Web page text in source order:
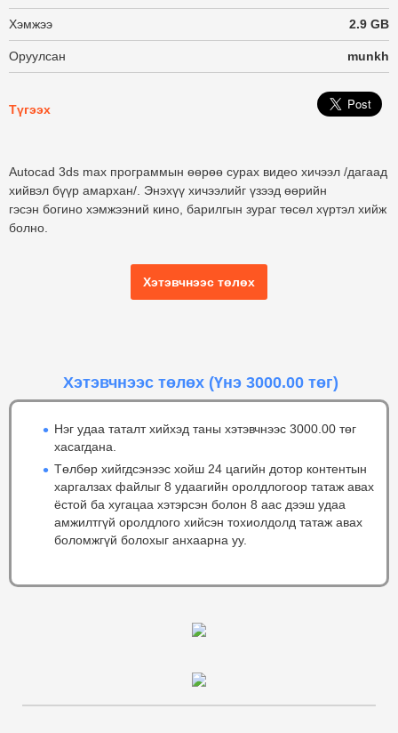
Хэмжээ 2.9 GB
Оруулсан munkh
Түгээх
Autocad 3ds max программын өөрөө сурах видео хичээл /дагаад
хийвэл бүүр амархан/. Энэхүү хичээлийг үзээд өөрийн
гэсэн богино хэмжээний кино, барилгын зураг төсөл хүртэл хийж
болно.
Хэтэвчнээс төлөх
Хэтэвчнээс төлөх (Үнэ 3000.00 төг)
Нэг удаа таталт хийхэд таны хэтэвчнээс 3000.00 төг
хасагдана.
Төлбөр хийгдсэнээс хойш 24 цагийн дотор контентын
харгалзах файлыг 8 удаагийн оролдлогоор татаж авах
ёстой ба хугацаа хэтэрсэн болон 8 аас дээш удаа
амжилтгүй оролдлого хийсэн тохиолдолд татаж авах
боломжгүй болохыг анхаарна уу.